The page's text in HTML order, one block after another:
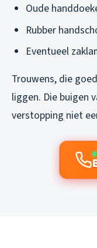
Oude
Rubber
Eventueel
Trouwens, die
liggen. Die buigen
verstopping niet